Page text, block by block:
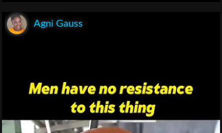
Agni Gauss